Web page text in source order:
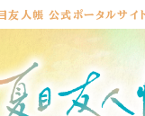
友人帳 公式ポータルサイト